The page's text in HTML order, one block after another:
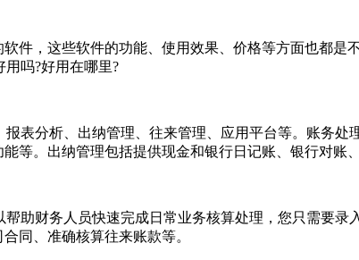
，这些软件的功能、使用效果、价格等方面也都是
吗?好用在哪里?
分析、出纳管理、往来管理、应用平台等。账务处
等。出纳管理包括提供现金和银行日记账、银行对账
财务人员快速完成日常业务核算处理，您只需要录
同、准确核算往来账款等。